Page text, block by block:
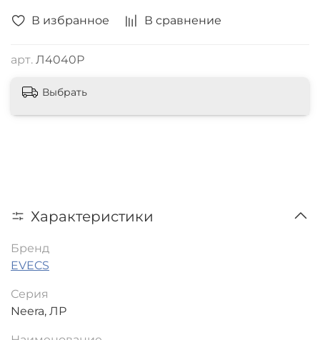
В избранное В сравнение
арт. Л4040Р
Выбрать
Характеристики
Бренд
EVECS
Серия
Neera, ЛР